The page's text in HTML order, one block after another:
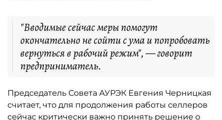
"Вводимые сейчас меры помогут
окончательно не сойти с ума и попробовать
вернуться в рабочий режим", — говорит
предприниматель.
Председатель Совета АУРЭК Евгения Черницкая
считает, что для продолжения работы селлеров
сейчас критически важно принять решение о